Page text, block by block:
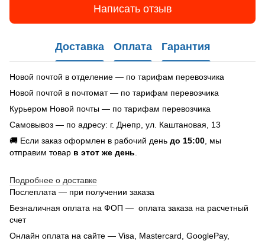
Написать отзыв
Доставка Оплата Гарантия
Новой почтой в отделение — по тарифам перевозчика
Новой почтой в почтомат — по тарифам перевозчика
Курьером Новой почты — по тарифам перевозчика
Самовывоз — по адресу: г. Днепр, ул. Каштановая, 13
🚚 Если заказ оформлен в рабочий день до 15:00 , мы
отправим товар в этот же день
Подробнее о доставке
Послеплата — при получении заказа
Безналичная оплата на ФОП — оплата заказа на расчетный
счет
Онлайн оплата на сайте — Visa, Mastercard, GooglePay,